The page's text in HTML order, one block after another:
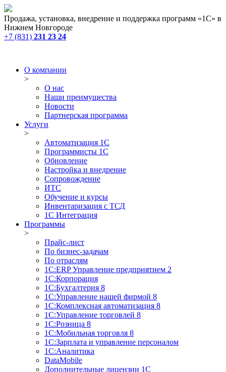
Продажа, установка, внедрение и поддержка программ «1С» в
Нижнем Новгороде
+7 (831) 231 23 24
О компании
>
О нас
Наши преимущества
Новости
Партнерская программа
Услуги
>
Автоматизация 1С
Программисты 1С
Обновление
Настройка и внедрение
Сопровождение
ИТС
Обучение и курсы
Инвентаризация с ТСД
1С Интеграция
Программы
>
Прайс-лист
По бизнес-задачам
По отраслям
1C:ERP Управление предприятием 2
1С:Корпорация
1С:Бухгалтерия 8
1С:Управление нашей фирмой 8
1С:Комплексная автоматизация 8
1С:Управление торговлей 8
1С:Розница 8
1С:Мобильная торговля 8
1С:Зарплата и управление персоналом
1С:Аналитика
DataMobile
Дополнительные лицензии 1С